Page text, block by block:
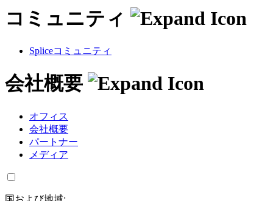
コミュニティ
Spliceコミュニティ
会社概要
オフィス
会社概要
パートナー
メディア
国および地域: